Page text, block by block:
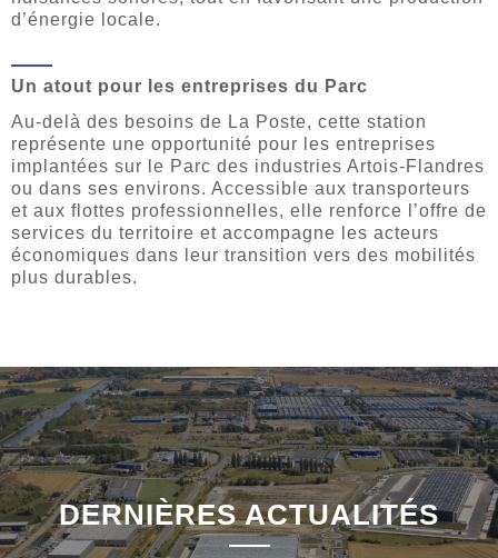
d’énergie locale.
Un atout pour les entreprises du Parc
Au-delà des besoins de La Poste, cette station
représente une opportunité pour les entreprises
implantées sur le Parc des industries Artois-Flandres
ou dans ses environs. Accessible aux transporteurs
et aux flottes professionnelles, elle renforce l’offre de
services du territoire et accompagne les acteurs
économiques dans leur transition vers des mobilités
plus durables.
DERNIÈRES ACTUALITÉS